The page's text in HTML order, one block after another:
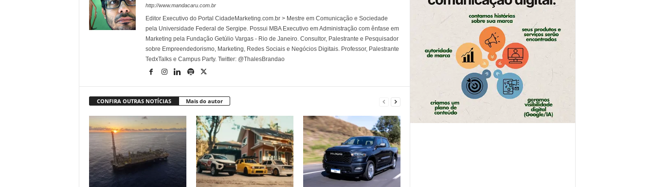
http://www.mandacaru.com.br
Editor Executivo do Portal CidadeMarketing.com.br > Mestre em Comunicação e Sociedade
pela Universidade Federal de Sergipe. Possui MBA Executivo em Administração com ênfase em
Marketing pela Fundação Getúlio Vargas - Rio de Janeiro. Consultor, Palestrante e Pesquisador
sobre Empreendedorismo, Marketing, Redes Sociais e Negócios Digitais. Professor, Palestrante
TedxTalks e Campus Party. Twitter: @ThalesBrandao
CONFIRA OUTRAS NOTÍCIAS Mais do autor